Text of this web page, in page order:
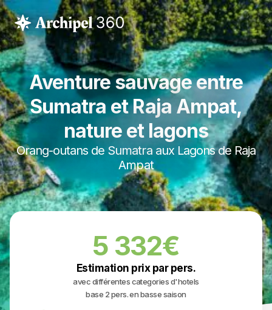
Aventure sauvage entre
Sumatra et Raja Ampat,
nature et lagons
Orang-outans de Sumatra aux Lagons de Raja
Ampat
5 332€
Estimation prix par pers.
avec différentes categories d'hotels
base 2 pers. en basse saison